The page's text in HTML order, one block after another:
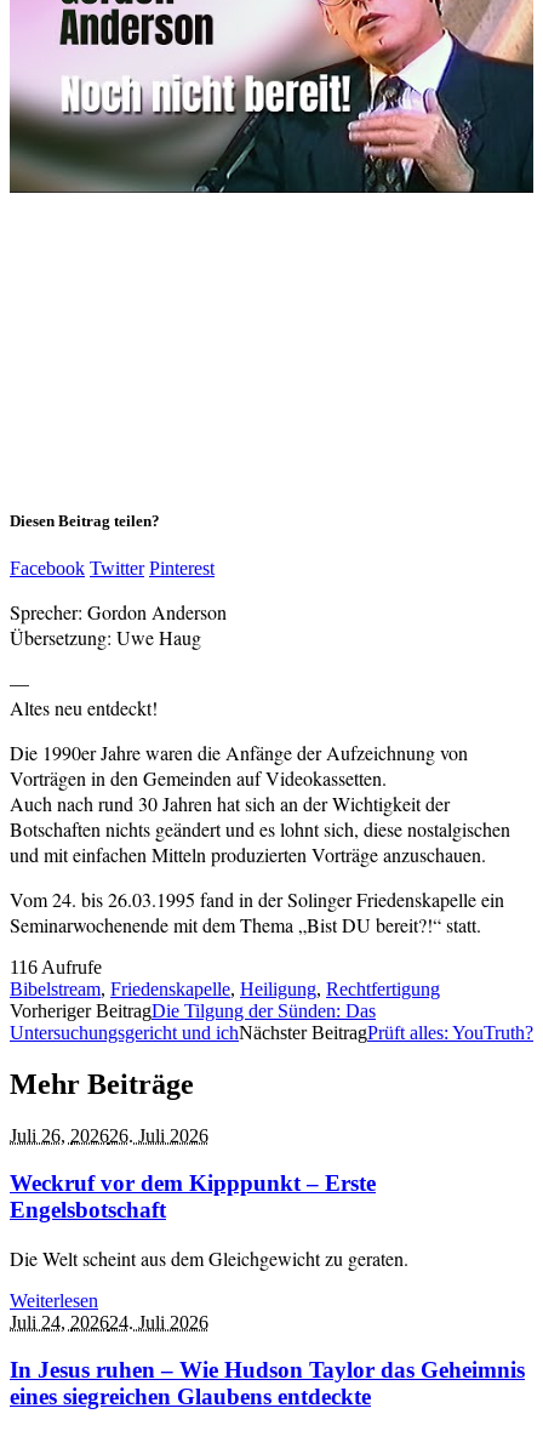
Diesen Beitrag teilen?
Facebook Twitter Pinterest
Sprecher: Gordon Anderson
Übersetzung: Uwe Haug
—
Altes neu entdeckt!
Die 1990er Jahre waren die Anfänge der Aufzeichnung von
Vorträgen in den Gemeinden auf Videokassetten.
Auch nach rund 30 Jahren hat sich an der Wichtigkeit der
Botschaften nichts geändert und es lohnt sich, diese nostalgischen
und mit einfachen Mitteln produzierten Vorträge anzuschauen.
Vom 24. bis 26.03.1995 fand in der Solinger Friedenskapelle ein
Seminarwochenende mit dem Thema „Bist DU bereit?!“ statt.
116 Aufrufe
Bibelstream, Friedenskapelle, Heiligung, Rechtfertigung
Vorheriger BeitragDie Tilgung der Sünden: Das
Untersuchungsgericht und ichNächster BeitragPrüft alles: YouTruth?
Mehr Beiträge
Juli 26, 202626. Juli 2026
Weckruf vor dem Kipppunkt – Erste
Engelsbotschaft
Die Welt scheint aus dem Gleichgewicht zu geraten.
Weiterlesen
Juli 24, 202624. Juli 2026
In Jesus ruhen – Wie Hudson Taylor das Geheimnis
eines siegreichen Glaubens entdeckte